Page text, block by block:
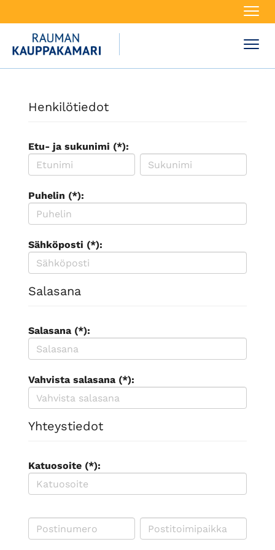
Henkilötiedot
Etu- ja sukunimi (*):
Puhelin (*):
Sähköposti (*):
Salasana
Salasana (*):
Vahvista salasana (*):
Yhteystiedot
Katuosoite (*):